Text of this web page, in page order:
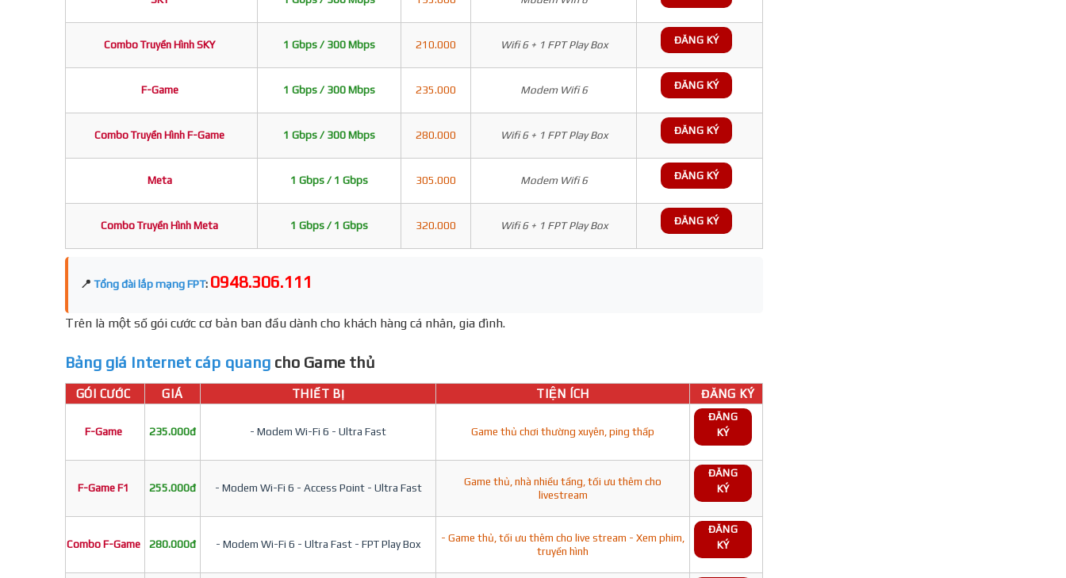
Combo Truyền Hình SKY 1 Gbps / 300 Mbps 210.000 Wifi 6 + 1 FPT Play Box ĐĂNG KÝ
F-Game 1 Gbps / 300 Mbps 235.000 Modem Wifi 6 ĐĂNG KÝ
Combo Truyền Hình F-Game 1 Gbps / 300 Mbps 280.000 Wifi 6 + 1 FPT Play Box ĐĂNG KÝ
Meta 1 Gbps / 1 Gbps 305.000 Modem Wifi 6 ĐĂNG KÝ
Combo Truyền Hình Meta 1 Gbps / 1 Gbps 320.000 Wifi 6 + 1 FPT Play Box ĐĂNG KÝ
📍 Tổng đài lắp mạng FPT: 0948.306.111
Trên là một số gói cước cơ bản ban đầu dành cho khách hàng cá nhân, gia đình.
Bảng giá Internet cáp quang cho Game thủ
GÓI CƯỚC GIÁ THIẾT BỊ TIỆN ÍCH ĐĂNG KÝ
F-Game 235.000đ - Modem Wi-Fi 6 - Ultra Fast Game thủ chơi thường xuyên, ping thấp
ĐĂNG
KÝ
F-Game F1 255.000đ - Modem Wi-Fi 6 - Access Point - Ultra Fast
Game thủ, nhà nhiều tầng, tối ưu thêm cho
livestream
ĐĂNG
KÝ
Combo F-Game 280.000đ - Modem Wi-Fi 6 - Ultra Fast - FPT Play Box
- Game thủ, tối ưu thêm cho live stream - Xem phim,
truyền hình
ĐĂNG
KÝ